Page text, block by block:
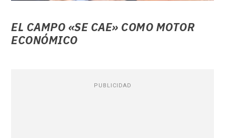
EL CAMPO «SE CAE» COMO MOTOR
ECONÓMICO
PUBLICIDAD